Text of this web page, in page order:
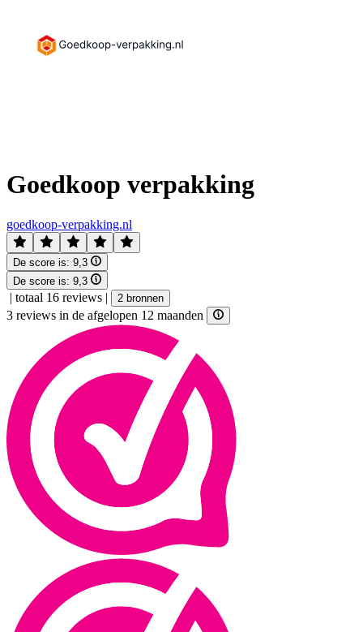
Goedkoop verpakking
goedkoop-verpakking.nl
De score is: 9,3
De score is: 9,3
| totaal 16 reviews | 2 bronnen
3 reviews in de afgelopen 12 maanden